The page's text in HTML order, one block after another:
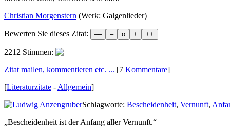
Christian Morgenstern (Werk: Galgenlieder)
Bewerten Sie dieses Zitat:
2212 Stimmen:
Zitat mailen, kommentieren etc. ... [7 Kommentare]
[Literaturzitate - Allgemein]
Schlagworte: Bescheidenheit, Vernunft,
„Bescheidenheit ist der Anfang aller Vernunft.“